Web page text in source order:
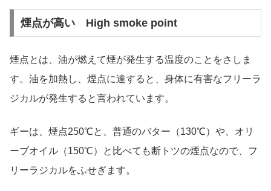
煙点が高い High smoke point
煙点とは、油が燃えて煙が発生する温度のことをさしま
す。油を加熱し、煙点に達すると、身体に有害なフリーラ
ジカルが発生すると言われています。
ギーは、煙点250℃と、普通のバター（130℃）や、オリ
ーブオイル（150℃）と比べても断トツの煙点なので、フ
リーラジカルをふせぎます。